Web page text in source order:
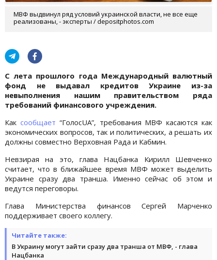
МВФ выдвинул ряд условий украинской власти, не все еще
реализованы, - эксперты / depositphotos.com
С лета прошлого года Международный валютный
фонд не выдавал кредитов Украине из-за
невыполнения нашим правительством ряда
требований финансового учреждения.
Как сообщает “ГолосUA”, требования МВФ касаются как
экономических вопросов, так и политических, а решать их
должны совместно Верховная Рада и Кабмин.
Невзирая на это, глава Нацбанка Кирилл Шевченко
считает, что в ближайшее время МВФ может выделить
Украине сразу два транша. Именно сейчас об этом и
ведутся переговоры.
Глава Министерства финансов Сергей Марченко
поддерживает своего коллегу.
Читайте также:
В Украину могут зайти сразу два транша от МВФ, - глава
Нацбанка